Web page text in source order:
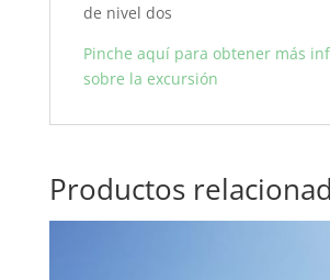
de nivel dos
Pinche aquí para obtener más
sobre la excursión
Productos